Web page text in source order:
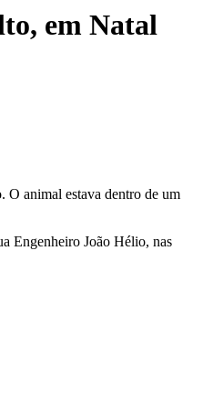
em Natal
O animal estava dentro de um
Engenheiro João Hélio, nas